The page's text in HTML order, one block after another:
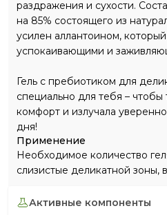
раздражения и сухости.
на 85% состоящего из
усилен аллантоином,
успокаивающими и
Гель с пребиотиком для
специально для тебя – чтобы
комфорт и излучала
дня!
Применение
Необходимое количество
слизистые деликатной зоны,
активные компоненты